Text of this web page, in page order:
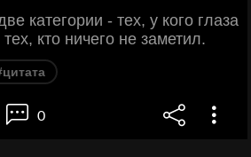
категории - тех, у кого глаза
кто ничего не заметил.
0